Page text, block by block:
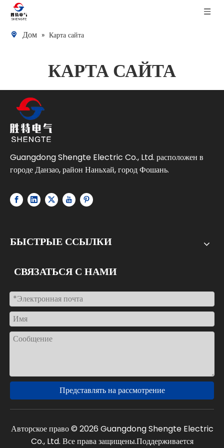
Дом » Карта сайта
КАРТА САЙТА
Guangdong Shengte Electric Co., Ltd. расположен в
городе Данзао, район Наньхай, город Фошань.
БЫСТРЫЕ ССЫЛКИ
СВЯЗАТЬСЯ С НАМИ
Представлять на рассмотрение
Авторское право © 2026 Guangdong Shengte Electric
Co., Ltd. Все права защищены.Поддерживается